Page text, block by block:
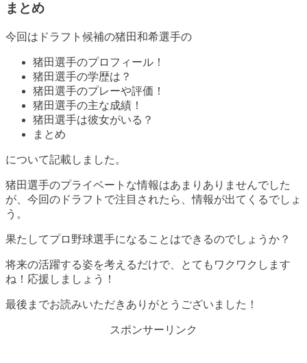
まとめ
今回はドラフト候補の猪田和希選手の
猪田選手のプロフィール！
猪田選手の学歴は？
猪田選手のプレーや評価！
猪田選手の主な成績！
猪田選手は彼女がいる？
まとめ
について記載しました。
猪田選手のプライベートな情報はあまりありませんでした
が、今回のドラフトで注目されたら、情報が出てくるでしょ
う。
果たしてプロ野球選手になることはできるのでしょうか？
将来の活躍する姿を考えるだけで、とてもワクワクします
ね！応援しましょう！
最後までお読みいただきありがとうございました！
スポンサーリンク